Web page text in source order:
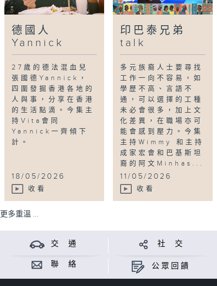
德國人
Yannick
27歲的德法混血兒
張國德Yannick，
四圍發掘香港各地的
人與事，分享在香港
的生活點滴。今集主
持Vita會同
Yannick一齊傾下
計。
18/05/2026
收看
印巴泰兄弟
talk
多元族裔人士要尋找
工作一向不容易，如
學歷不高、言語不
通，可以選擇的工種
未必會很多，加上文
化差異，在職場亦可
能會感到壓力。今集
主持Wimmy 和主持
成家宏會和巴基斯坦
裔的阿文Minhas...
11/05/2026
收看
更多重溫 ...
交 通 社 交
聯 絡 公眾回饋